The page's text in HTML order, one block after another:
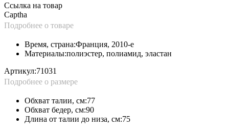
Ссылка на товар
Captha
Подробнее о товаре
Материалы:полиэстер, полиамид, эластан
Время, страна:Франция, 2010-е
Артикул:71031
Подробнее о размере
Длина от талии до низа, см:75
Обхват бедер, см:90
Обхват талии, см:77